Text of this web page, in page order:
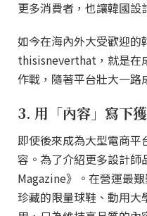
更多消費者，也讓韓國設
如今在海內外大受歡迎的
thisisneverthat，就是在
作戰，隨著平台壯大一路
3. 用「內容」寫下
即使後來成為大型電商平
容。為了介紹更多設計師
Magazine》。在營運最
珍藏的限量球鞋、動用大